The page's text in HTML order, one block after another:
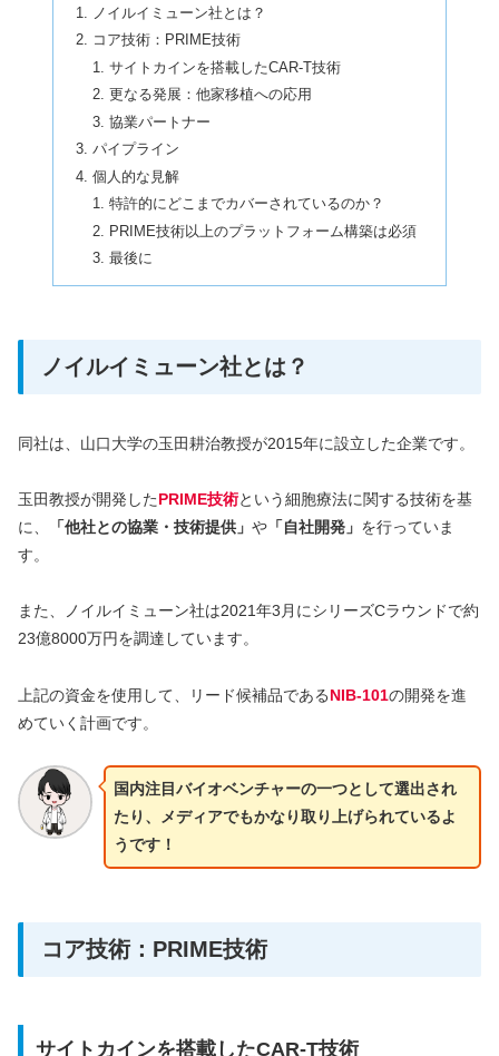
ノイルイミューン社とは？
コア技術：PRIME技術
サイトカインを搭載したCAR-T技術
更なる発展：他家移植への応用
協業パートナー
パイプライン
個人的な見解
特許的にどこまでカバーされているのか？
PRIME技術以上のプラットフォーム構築は必須
最後に
ノイルイミューン社とは？
同社は、山口大学の玉田耕治教授が2015年に設立した企業です。
玉田教授が開発したPRIME技術という細胞療法に関する技術を基
に、
「他社との協業・技術提供」 や 「自社開発」 を行っていま
す。
また、ノイルイミューン社は2021年3月にシリーズCラウンドで約
23億8000万円を調達しています。
上記の資金を使用して、リード候補品であるNIB-101の開発を進
めていく計画です。
国内注目バイオベンチャーの一つとして選出され
たり、メディアでもかなり取り上げられているよ
うです！
コア技術：PRIME技術
サイトカインを搭載したCAR-T技術